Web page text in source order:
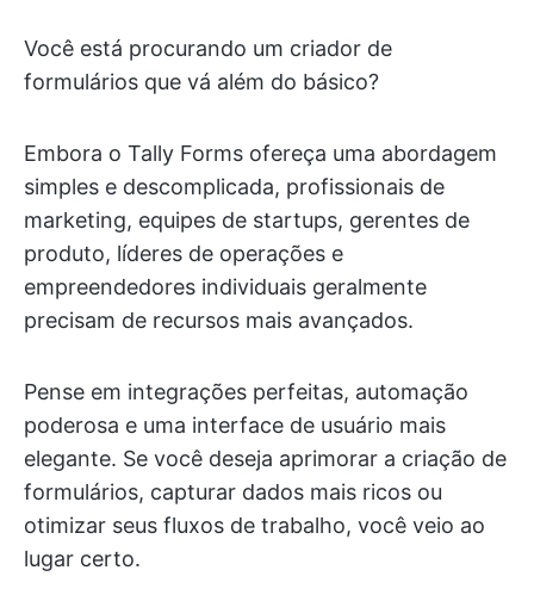
Você está procurando um criador de
formulários que vá além do básico?
Embora o Tally Forms ofereça uma abordagem
simples e descomplicada, profissionais de
marketing, equipes de startups, gerentes de
produto, líderes de operações e
empreendedores individuais geralmente
precisam de recursos mais avançados.
Pense em integrações perfeitas, automação
poderosa e uma interface de usuário mais
elegante. Se você deseja aprimorar a criação de
formulários, capturar dados mais ricos ou
otimizar seus fluxos de trabalho, você veio ao
lugar certo.